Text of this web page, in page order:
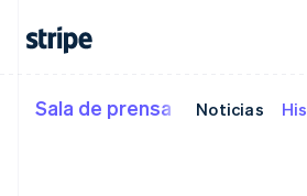
Pagos Ingresos
Por etapa
Documentación
Aprender
Sala de prensa Noticias
Français
Gibraltar
Grecia
English